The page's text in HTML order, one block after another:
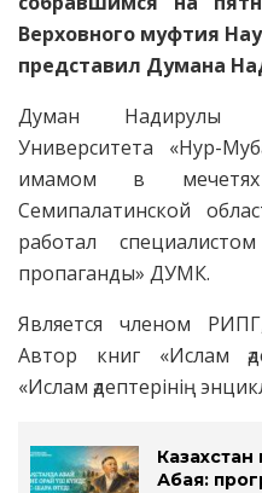
Верховного муфтия
представил Думана
Думан Надирулы
Университета «Нур-
имамом в
Семипалатинской
работал
пропаганды» ДУМК.
Является членом
Автор книг «Ислам
«Ислам әдептерінің
Абая: